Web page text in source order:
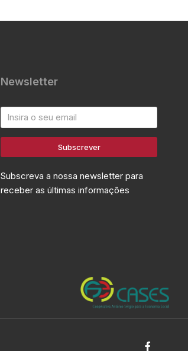
Newsletter
Subscrever
Subscreva a nossa newsletter para
receber as últimas informações